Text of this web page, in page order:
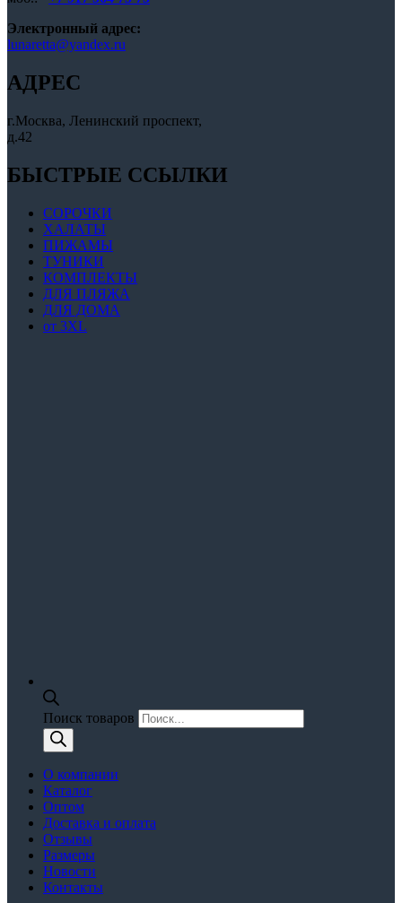
Электронный адрес:
lunaretta@yandex.ru
АДРЕС
г.Москва, Ленинский проспект,
д.42
БЫСТРЫЕ ССЫЛКИ
СОРОЧКИ
ХАЛАТЫ
ПИЖАМЫ
ТУНИКИ
КОМПЛЕКТЫ
ДЛЯ ПЛЯЖА
ДЛЯ ДОМА
от 3XL
Поиск товаров
О компании
Каталог
Оптом
Доставка и оплата
Отзывы
Размеры
Новости
Контакты